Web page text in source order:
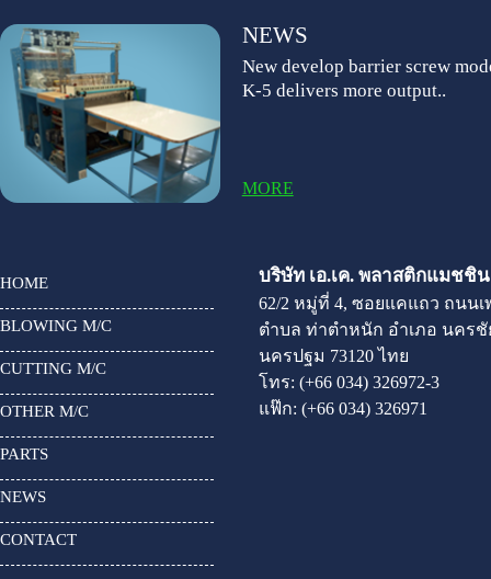
NEWS
New develop barrier screw
K-5 delivers more output..
MORE
HOME
BLOWING M/C
CUTTING M/C
OTHER M/C
PARTS
NEWS
CONTACT
บริษัท เอ.เค. พลาสติกแมชชิ
62/2 หมู่ที่ 4, ซอยแคแถว ถนนเ
ตำบล ท่าตำหนัก อำเภอ นครชั
นครปฐม 73120 ไทย
โทร: (+66 034) 326972-3
แฟ๊ก: (+66 034) 326971